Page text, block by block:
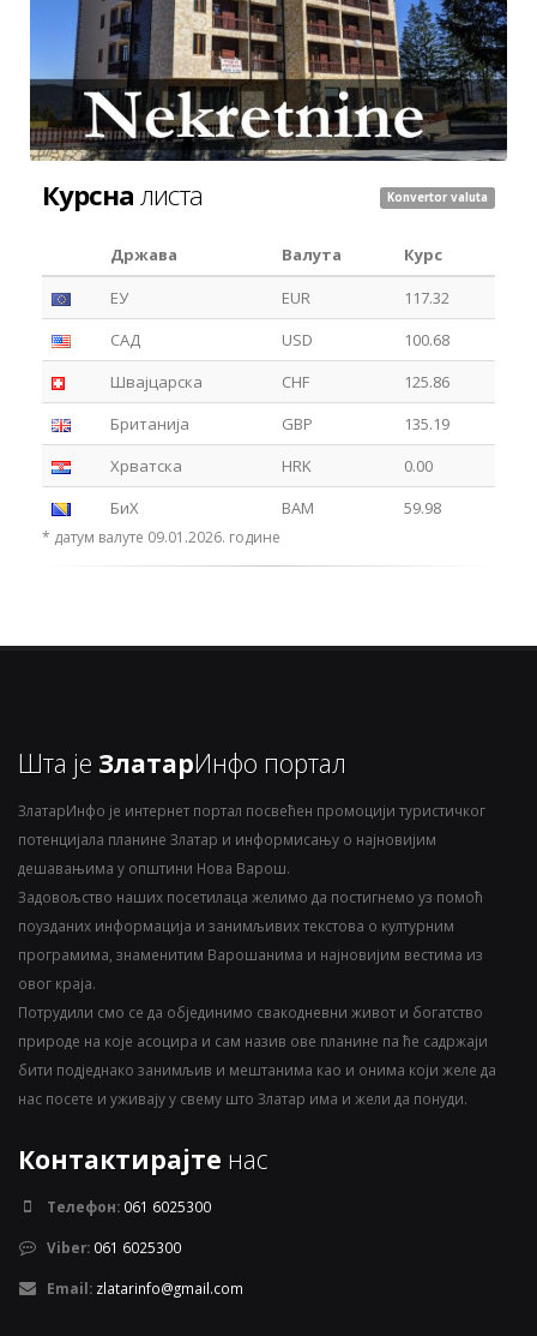
Курсна листа Konvertor valuta
Држава Валута
Курс
ЕУ
EUR
117.32
САД
USD
100.68
Швајцарска
CHF
125.86
Британија
GBP
135.19
Хрватска
HRK
0.00
БиХ
BAM 59.98
* датум валуте 09.01.2026. године
Шта је ЗлатарИнфо портал
ЗлатарИнфо је интернет портал посвећен промоцији туристичког
потенцијала планине Златар и информисању о најновијим
дешавањима у општини Нова Варош.
Задовољство наших посетилаца желимо да постигнемо уз помоћ
поузданих информација и занимљивих текстова о културним
програмима, знаменитим Варошанима и најновијим вестима из
овог краја.
Потрудили смо се да објединимо свакодневни живот и богатство
природе на које асоцира и сам назив ове планине па ће садржаји
бити подједнако занимљив и мештанима као и онима који желе да
нас посете и уживају у свему што Златар има и жели да понуди.
Контактирајте нас
Телефон: 061 6025300
Viber: 061 6025300
Email: zlatarinfo@gmail.com